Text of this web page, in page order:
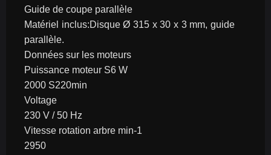
Guide de coupe parallèle
Matériel inclus:Disque Ø 315 x 30 x 3 mm, guide
parallèle.
Données sur les moteurs
Puissance moteur S6 W
2000 S220min
Voltage
230 V / 50 Hz
Vitesse rotation arbre min-1
2950